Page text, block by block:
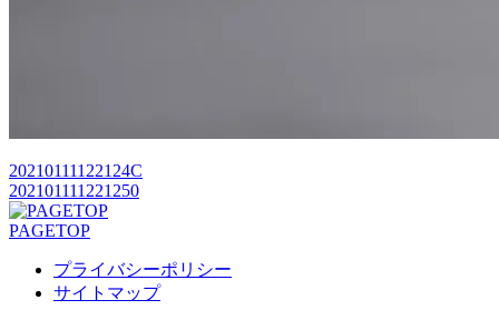
20210111122124C
202101111221250
PAGETOP
プライバシーポリシー
サイトマップ